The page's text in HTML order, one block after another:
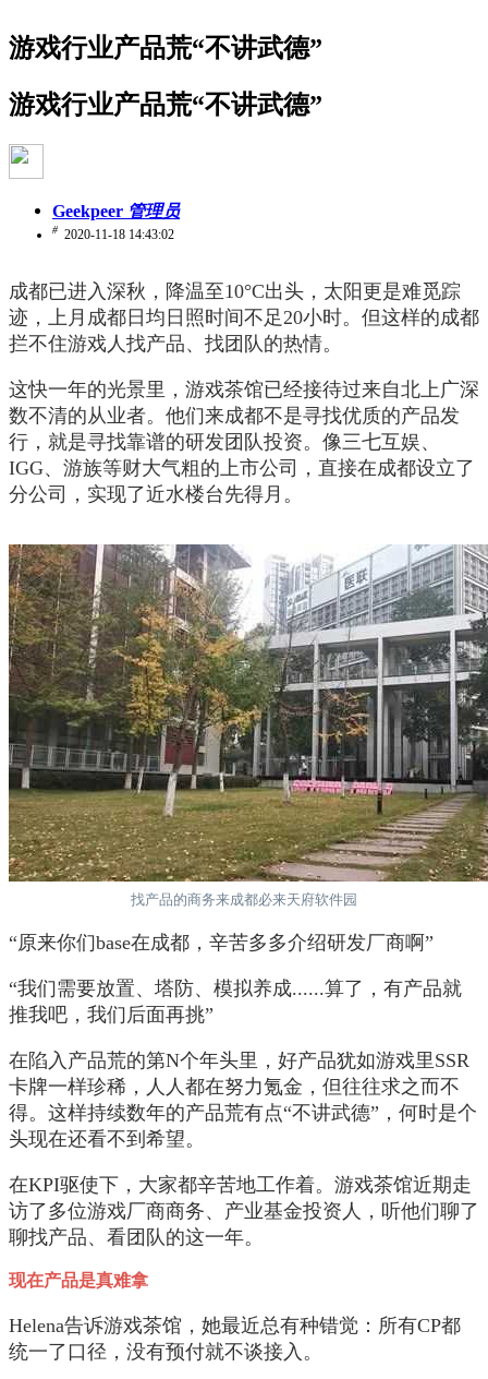
游戏行业产品荒“不讲武德”
游戏行业产品荒“不讲武德”
Geekpeer 管理员
# 2020-11-18 14:43:02
成都已进入深秋，降温至10°C出头，太阳更是难觅踪
迹，上月成都日均日照时间不足20小时。但这样的成都
拦不住游戏人找产品、找团队的热情。
这快一年的光景里，游戏茶馆已经接待过来自北上广深
数不清的从业者。他们来成都不是寻找优质的产品发
行，就是寻找靠谱的研发团队投资。像三七互娱、
IGG、游族等财大气粗的上市公司，直接在成都设立了
分公司，实现了近水楼台先得月。
找产品的商务来成都必来天府软件园
“原来你们base在成都，辛苦多多介绍研发厂商啊”
“我们需要放置、塔防、模拟养成......算了，有产品就
推我吧，我们后面再挑”
在陷入产品荒的第N个年头里，好产品犹如游戏里SSR
卡牌一样珍稀，人人都在努力氪金，但往往求之而不
得。这样持续数年的产品荒有点“不讲武德”，何时是个
头现在还看不到希望。
在KPI驱使下，大家都辛苦地工作着。游戏茶馆近期走
访了多位游戏厂商商务、产业基金投资人，听他们聊了
聊找产品、看团队的这一年。
现在产品是真难拿
Helena告诉游戏茶馆，她最近总有种错觉：所有CP都
统一了口径，没有预付就不谈接入。